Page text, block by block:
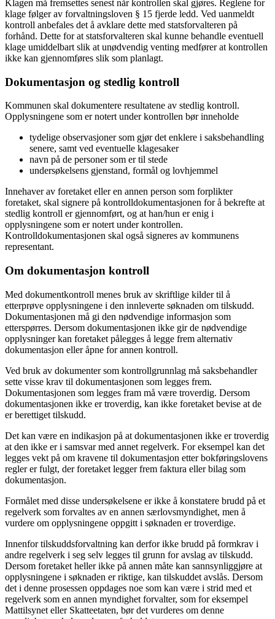
Klagen må fremsettes senest når kontrollen skal gjøres. Reglene for
klage følger av forvaltningsloven § 15 fjerde ledd. Ved uanmeldt
kontroll anbefales det å avklare dette med statsforvalteren på
forhånd. Dette for at statsforvalteren skal kunne behandle eventuell
klage umiddelbart slik at unødvendig venting medfører at kontrollen
ikke kan gjennomføres slik som planlagt.
Dokumentasjon og stedlig kontroll
Kommunen skal dokumentere resultatene av stedlig kontroll.
Opplysningene som er notert under kontrollen bør inneholde
tydelige observasjoner som gjør det enklere i saksbehandling
senere, samt ved eventuelle klagesaker
navn på de personer som er til stede
undersøkelsens gjenstand, formål og lovhjemmel
Innehaver av foretaket eller en annen person som forplikter
foretaket, skal signere på kontrolldokumentasjonen for å bekrefte at
stedlig kontroll er gjennomført, og at han/hun er enig i
opplysningene som er notert under kontrollen.
Kontrolldokumentasjonen skal også signeres av kommunens
representant.
Om dokumentasjon kontroll
Med dokumentkontroll menes bruk av skriftlige kilder til å
etterprøve opplysningene i den innleverte søknaden om tilskudd.
Dokumentasjonen må gi den nødvendige informasjon som
etterspørres. Dersom dokumentasjonen ikke gir de nødvendige
opplysninger kan foretaket pålegges å legge frem alternativ
dokumentasjon eller åpne for annen kontroll.
Ved bruk av dokumenter som kontrollgrunnlag må saksbehandler
sette visse krav til dokumentasjonen som legges frem.
Dokumentasjonen som legges fram må være troverdig. Dersom
dokumentasjonen ikke er troverdig, kan ikke foretaket bevise at de
er berettiget tilskudd.
Det kan være en indikasjon på at dokumentasjonen ikke er troverdig
at den ikke er i samsvar med annet regelverk. For eksempel kan det
legges vekt på om kravene til dokumentasjon etter bokføringslovens
regler er fulgt, der foretaket legger frem faktura eller bilag som
dokumentasjon.
Formålet med disse undersøkelsene er ikke å konstatere brudd på et
regelverk som forvaltes av en annen særlovsmyndighet, men å
vurdere om opplysningene oppgitt i søknaden er troverdige.
Innenfor tilskuddsforvaltning kan derfor ikke brudd på formkrav i
andre regelverk i seg selv legges til grunn for avslag av tilskudd.
Dersom foretaket heller ikke på annen måte kan sannsynliggjøre at
opplysningene i søknaden er riktige, kan tilskuddet avslås. Dersom
det i denne prosessen oppdages noe som kan være i strid med et
regelverk som en annen myndighet forvalter, som for eksempel
Mattilsynet eller Skatteetaten, bør det vurderes om denne